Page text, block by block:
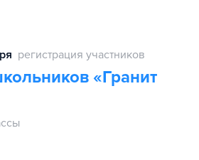
регистрация участников
«Гранит